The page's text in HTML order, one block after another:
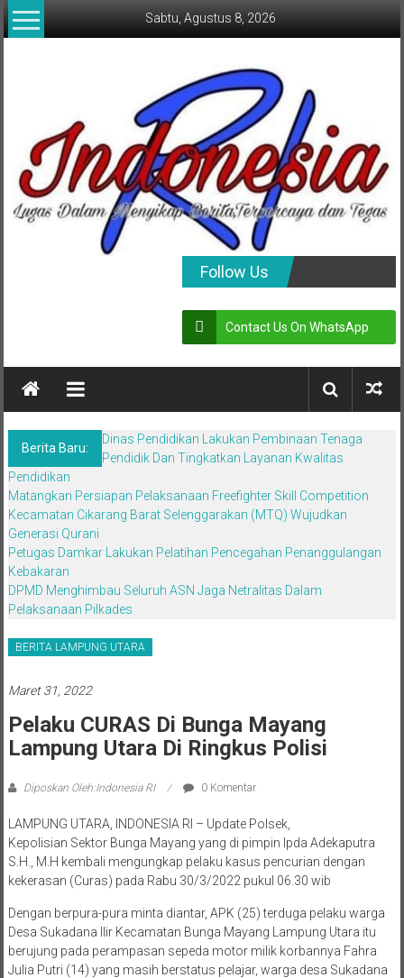
Lompat
ke
Sabtu, Agustus 8, 2026
Menyikap
Dan
Tegas
Follow Us
Contact Us On WhatsApp
Berita Baru:
Dinas Pendidikan Lakukan Pembinaan Tenaga
Pendidik Dan Tingkatkan Layanan Kwalitas
Pendidikan
Matangkan Persiapan Pelaksanaan Freefighter Skill Competition
Kecamatan Cikarang Barat Selenggarakan (MTQ) Wujudkan
Generasi Qurani
Petugas Damkar Lakukan Pelatihan Pencegahan Penanggulangan
Kebakaran
DPMD Menghimbau Seluruh ASN Jaga Netralitas Dalam
Pelaksanaan Pilkades
BERITA LAMPUNG UTARA
Maret 31, 2022
Pelaku CURAS Di Bunga Mayang
Lampung Utara Di Ringkus Polisi
Diposkan Oleh:Indonesia RI 0 Komentar
LAMPUNG UTARA, INDONESIA RI – Update Polsek,
Kepolisian Sektor Bunga Mayang yang di pimpin Ipda Adekaputra
S.H., M.H kembali mengungkap pelaku kasus pencurian dengan
kekerasan (Curas) pada Rabu 30/3/2022 pukul 06.30 wib
Dengan berpura-pura minta diantar, APK (25) terduga pelaku warga
Desa Sukadana Ilir Kecamatan Bunga Mayang Lampung Utara itu
berujung pada perampasan sepeda motor milik korbannya Fahra
Julia Putri (14) yang masih berstatus pelajar, warga desa Sukadana